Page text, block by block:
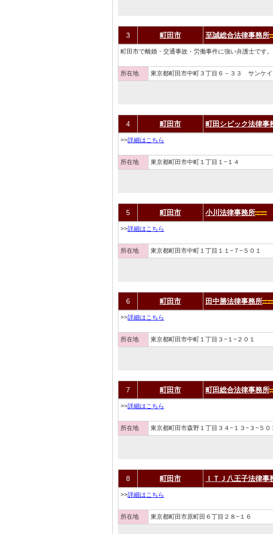
3 町田市 至誠総合法律事務所
町田市で離婚・交通事故・労働事件に強い弁護士です
所在地 東京都町田市中町３丁目６－３３ サンケ
4 町田市 町田シビック法律事
>>詳細はこちら
所在地 東京都町田市中町１丁目１−１４
5 町田市 小川法律事務所
>>詳細はこちら
所在地 東京都町田市中町１丁目１１−７−５０１
6 町田市 田中勝法律事務所
>>詳細はこちら
所在地 東京都町田市中町１丁目３−１−２０１
7 町田市 町田総合法律事務所
>>詳細はこちら
所在地 東京都町田市森野１丁目３４−１３−３−５０
8 町田市 ＩＴＪ八王子法律
>>詳細はこちら
所在地 東京都町田市原町田６丁目２８−１６